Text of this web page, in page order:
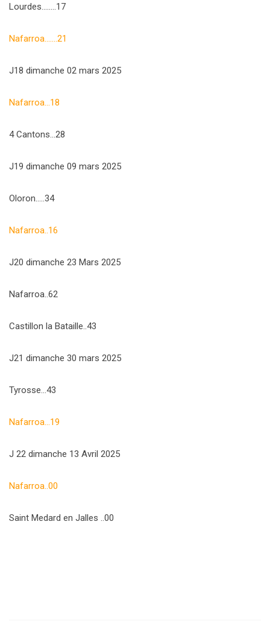
Lourdes……..17
Nafarroa…….21
J18 dimanche 02 mars 2025
Nafarroa…18
4 Cantons…28
J19 dimanche 09 mars 2025
Oloron…..34
Nafarroa..16
J20 dimanche 23 Mars 2025
Nafarroa..62
Castillon la Bataille..43
J21 dimanche 30 mars 2025
Tyrosse…43
Nafarroa…19
J 22 dimanche 13 Avril 2025
Nafarroa..00
Saint Medard en Jalles ..00